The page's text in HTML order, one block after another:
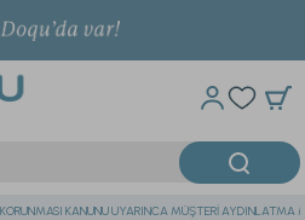
KORUNMASI KANUNU UYARINCA MÜŞTERİ AYDINLATMA